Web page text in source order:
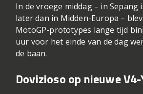
In de vroege middag – in Sepang
later dan in Midden-Europa –
MotoGP-prototypes lange tijd
uur voor het einde van de dag
de baan.
Dovizioso op nieuwe V4-